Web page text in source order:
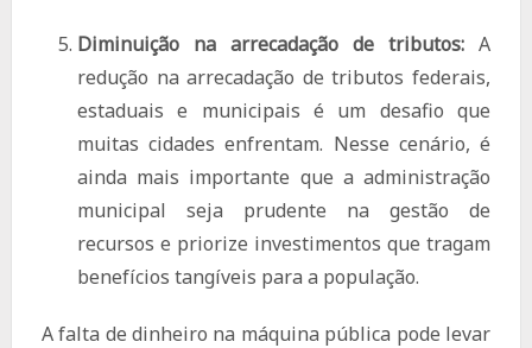
Diminuição na arrecadação de tributos: A
redução na arrecadação de tributos federais,
estaduais e municipais é um desafio que
muitas cidades enfrentam. Nesse cenário, é
ainda mais importante que a administração
municipal seja prudente na gestão de
recursos e priorize investimentos que tragam
benefícios tangíveis para a população.
A falta de dinheiro na máquina pública pode levar